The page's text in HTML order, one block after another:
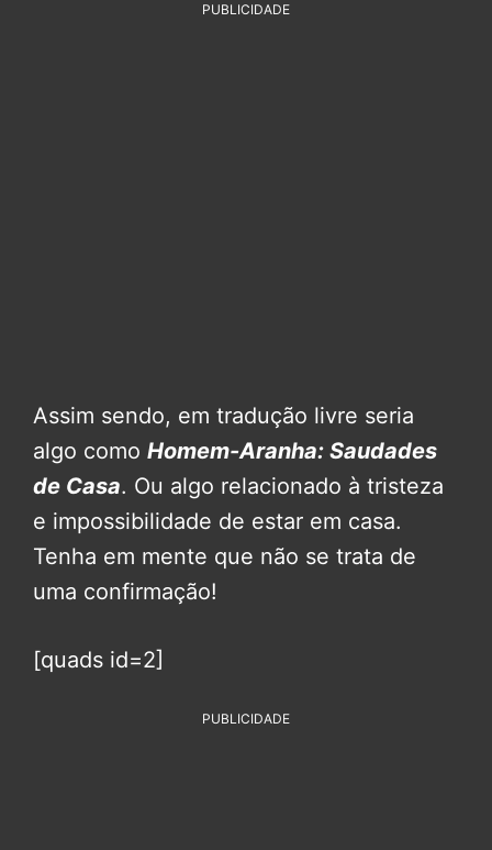
PUBLICIDADE
Assim sendo, em tradução livre seria
algo como Homem-Aranha: Saudades
de Casa. Ou algo relacionado à tristeza
e impossibilidade de estar em casa.
Tenha em mente que não se trata de
uma confirmação!
[quads id=2]
PUBLICIDADE